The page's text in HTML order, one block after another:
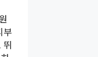
부
뛰